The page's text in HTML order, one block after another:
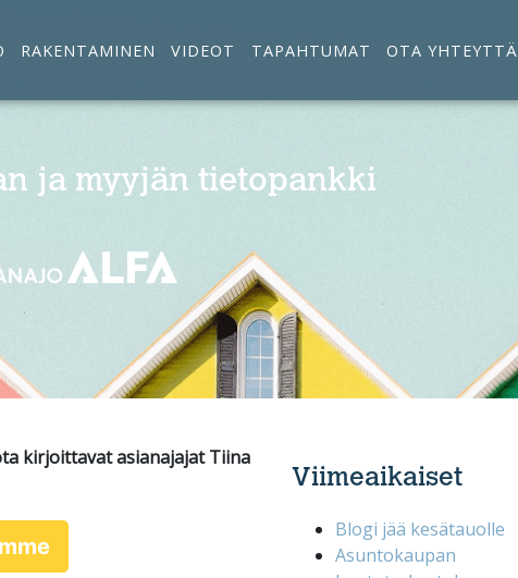
RAKENTAMINEN VIDEOT TAPAHTUMAT OTA YHTEYTTÄ
ja myyjän tietopankki
kirjoittavat asianajajat Tiina
Viimeaikaiset
Blogi jää kesätauolle
Asuntokaupan